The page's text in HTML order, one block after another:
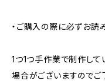
・ご購入の際に必ずお読
1つ1つ手作業で制作して
場合がございますのでご